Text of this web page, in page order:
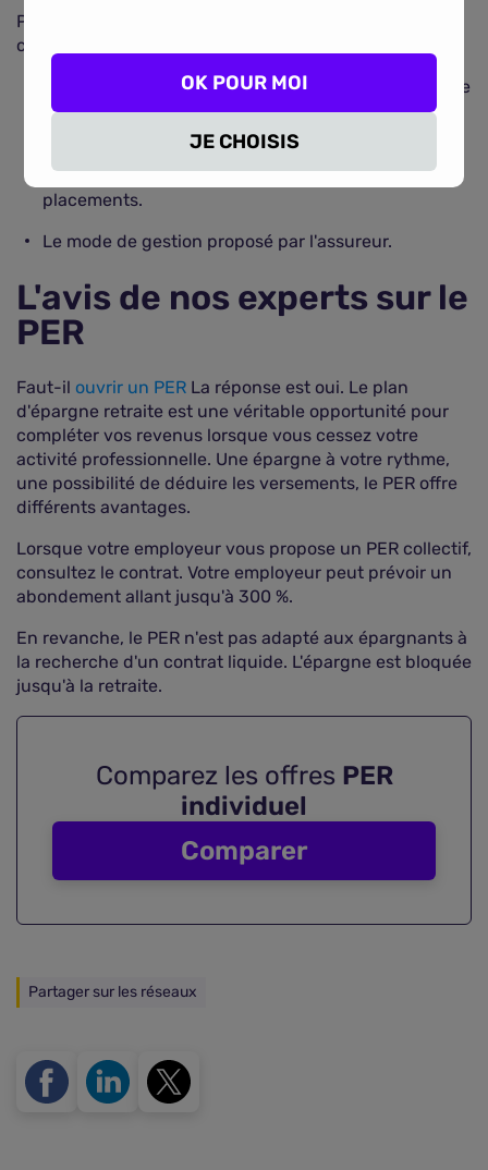
Pour
critères de choix sont les suivants :
Le montant des frais de versement, d'arbitrage et de
gestion pour optimiser votre épargne.
La variété des supports en euros et en unités de
compte (SCPI, OPCI, ETF, etc.) pour diversifier vos
placements.
Le mode de gestion proposé par l'assureur.
L'avis de nos experts sur le
PER
Faut-il ouvrir un PER La réponse est oui. Le plan
d'épargne retraite est une véritable opportunité pour
compléter vos revenus lorsque vous cessez votre
activité professionnelle. Une épargne à votre rythme,
une possibilité de déduire les versements, le PER offre
différents avantages.
Lorsque votre employeur vous propose un PER collectif,
consultez le contrat. Votre employeur peut prévoir un
abondement allant jusqu'à 300 %.
En revanche, le PER n'est pas adapté aux épargnants à
la recherche d'un contrat liquide. L'épargne est bloquée
jusqu'à la retraite.
Comparez les offres PER
individuel
Comparer
Partager sur les réseaux
JE CHOISIS
OK POUR MOI